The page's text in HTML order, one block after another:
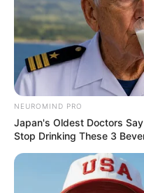
NEUROMIND PRO
Japan's Oldest Doctors
Stop Drinking These 3